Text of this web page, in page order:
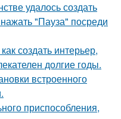
удалось создать
"Пауза" посреди
создать интерьер,
долгие годы.
встроенного
приспособления,